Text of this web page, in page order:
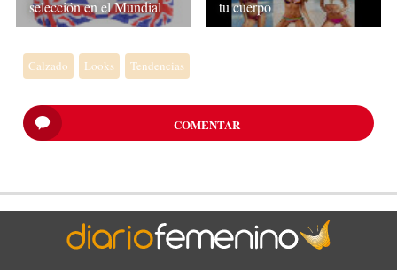
selección en el Mundial
tu cuerpo
Calzado Looks Tendencias
COMENTAR